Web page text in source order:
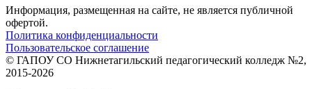
Информация, размещенная на сайте, не является публичной
офертой.
Политика конфиденциальности
Пользовательское соглашение
© ГАПОУ СО Нижнетагильский педагогический колледж №2,
2015-2026